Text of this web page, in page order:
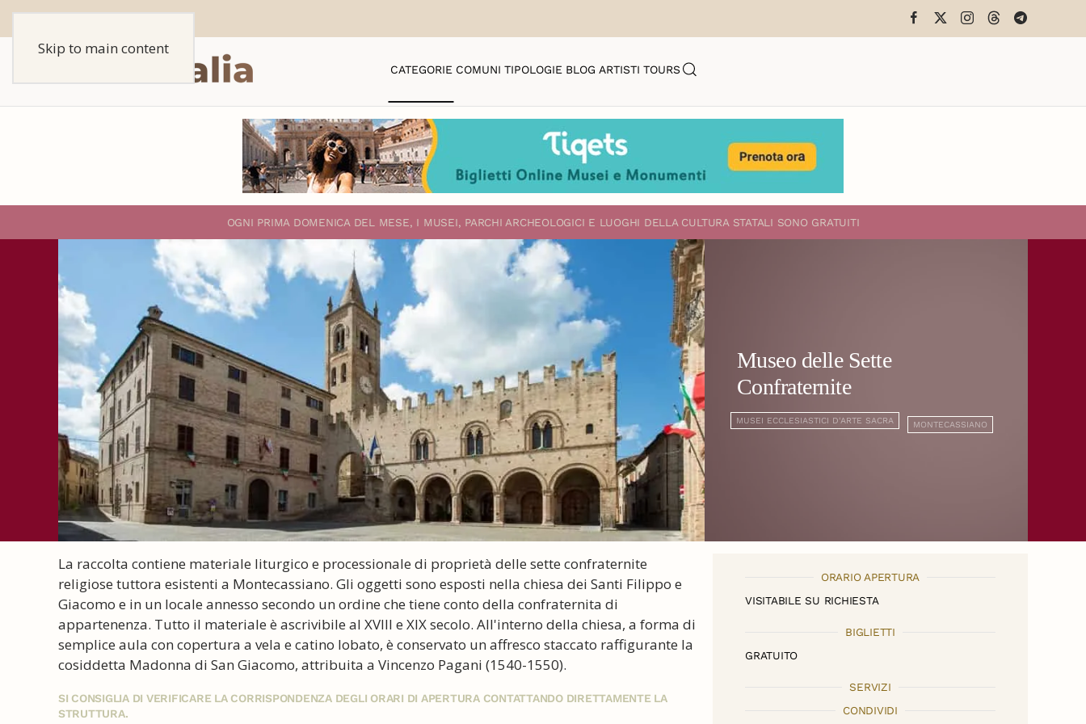
Skip to main content
CATEGORIE COMUNI TIPOLOGIE BLOG ARTISTI TOURS
OGNI PRIMA DOMENICA DEL MESE, I MUSEI, PARCHI ARCHEOLOGICI E LUOGHI DELLA CULTURA STATALI SONO GRATUITI
Museo delle Sette
Confraternite
MUSEI ECCLESIASTICI D'ARTE SACRA MONTECASSIANO
La raccolta contiene materiale liturgico e processionale di proprietà delle sette confraternite
religiose tuttora esistenti a Montecassiano. Gli oggetti sono esposti nella chiesa dei Santi Filippo e
Giacomo e in un locale annesso secondo un ordine che tiene conto della confraternita di
appartenenza. Tutto il materiale è ascrivibile al XVIII e XIX secolo. All'interno della chiesa, a forma di
semplice aula con copertura a vela e catino lobato, è conservato un affresco staccato raffigurante la
cosiddetta Madonna di San Giacomo, attribuita a Vincenzo Pagani (1540-1550).
SI CONSIGLIA DI VERIFICARE LA CORRISPONDENZA DEGLI ORARI DI APERTURA CONTATTANDO DIRETTAMENTE LA
STRUTTURA.
ORARIO APERTURA
VISITABILE SU RICHIESTA
BIGLIETTI
GRATUITO
SERVIZI
CONDIVIDI